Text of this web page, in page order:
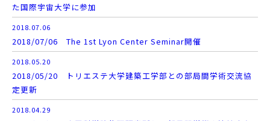
た国際宇宙大学に参加
2018.07.06
2018/07/06 The 1st Lyon Center Seminar開催
2018.05.20
2018/05/20 トリエステ大学建築工学部との部局間学術交流協
定更新
2018.04.29